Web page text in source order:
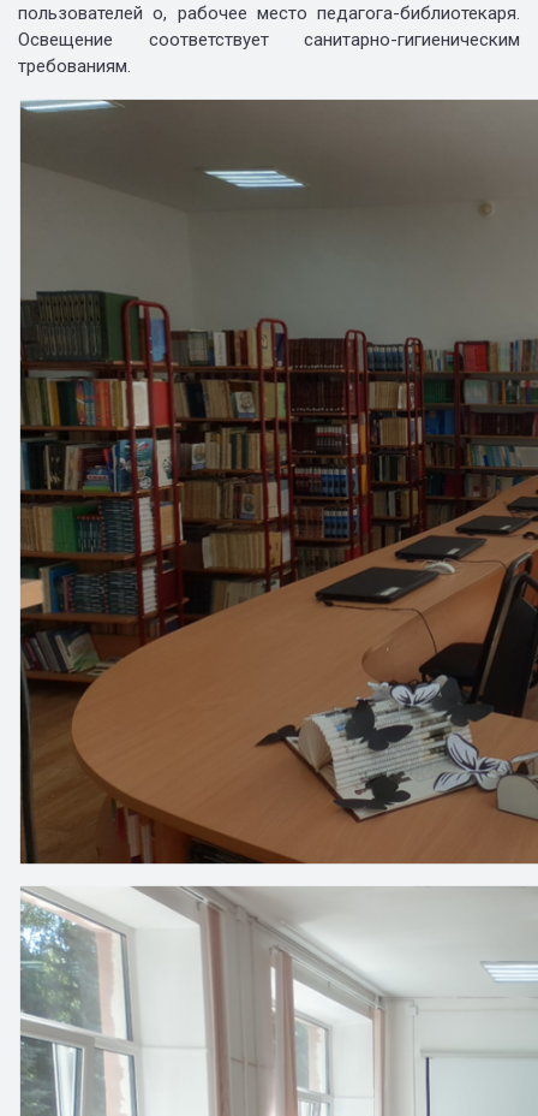
пользователей о, рабочее место педагога-библиотекаря.
Освещение соответствует санитарно-гигиеническим
требованиям.